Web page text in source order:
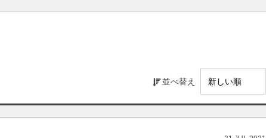
並べ替え